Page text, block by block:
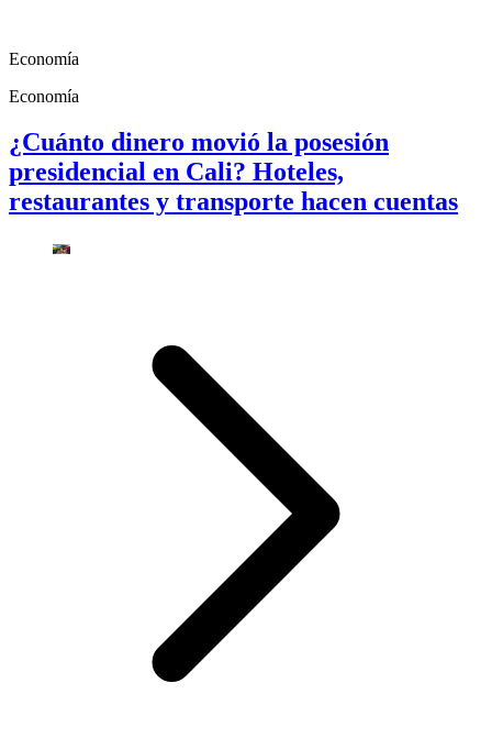
Economía
Economía
¿Cuánto dinero movió la posesión
presidencial en Cali? Hoteles,
restaurantes y transporte hacen cuentas